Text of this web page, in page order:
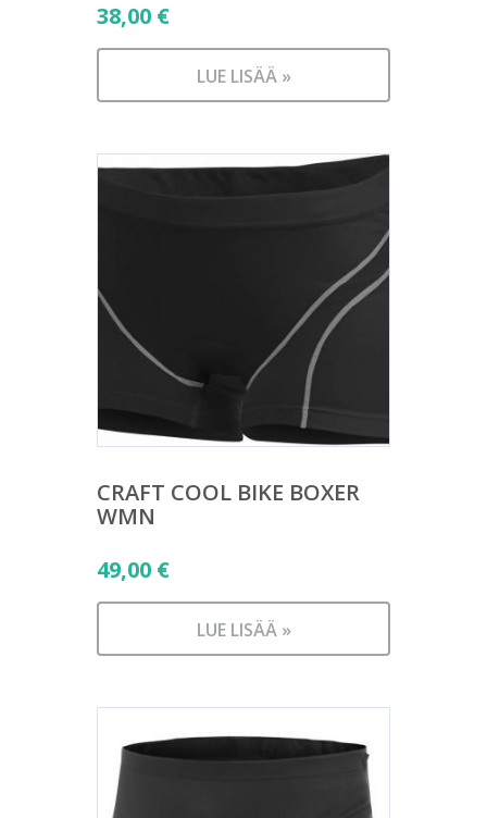
38,00 €
LUE LISÄÄ »
CRAFT COOL BIKE BOXER
WMN
49,00 €
LUE LISÄÄ »